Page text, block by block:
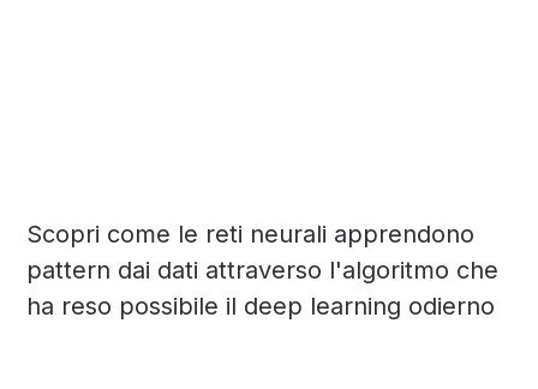
Scopri come le reti neurali apprendono
pattern dai dati attraverso l'algoritmo che
ha reso possibile il deep learning odierno